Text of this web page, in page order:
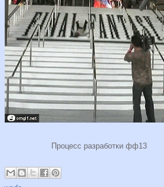
Процесс разработки фф13